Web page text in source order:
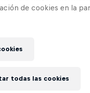
de cookies en la
todas las cookies